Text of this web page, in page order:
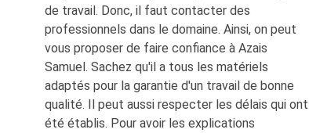
de travail. Donc, il faut contacter des
professionnels dans le domaine. Ainsi, on peut
vous proposer de faire confiance à Azais
Samuel. Sachez qu'il a tous les matériels
adaptés pour la garantie d'un travail de bonne
qualité. Il peut aussi respecter les délais qui ont
été établis. Pour avoir les explications